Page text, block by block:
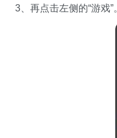
3、再点击左侧的“游戏”